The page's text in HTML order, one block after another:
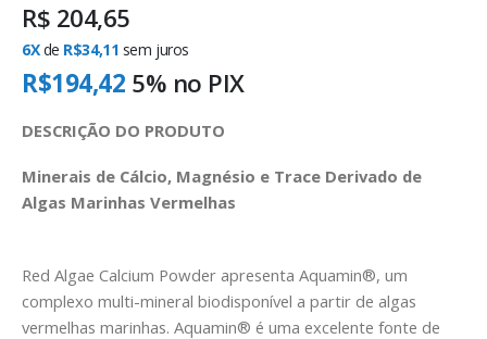
R$ 204,65
6Xde R$34,11 sem juros
R$194,42 5% no PIX
DESCRIÇÃO DO PRODUTO
Minerais de Cálcio, Magnésio e Trace Derivado de
Algas Marinhas Vermelhas
Red Algae Calcium Powder apresenta Aquamin®, um
complexo multi-mineral biodisponível a partir de algas
vermelhas marinhas. Aquamin® é uma excelente fonte de